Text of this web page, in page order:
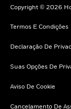
Copyright © 2026
Termos E Condições
Declaração De
Suas Opções De
Aviso De Cookie
Cancelamento De